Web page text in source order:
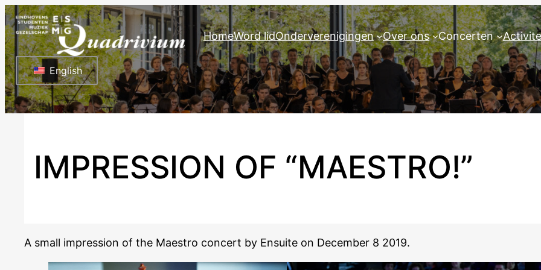
Ga
naar
de
inhoud
HomeWord lidOnderverenigingen Over ons Concerten
English
IMPRESSION OF “MAESTRO!”
A small impression of the Maestro concert by Ensuite on December 8 2019.